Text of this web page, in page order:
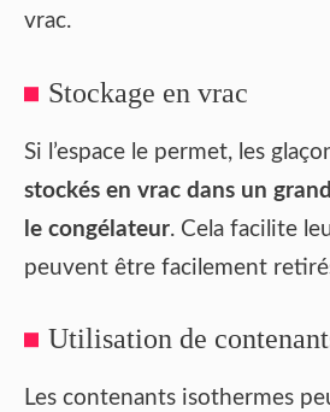
vrac.
Stockage en vrac
Si l’espace le permet, les
stockés en vrac dans un
le congélateur. Cela facilite
peuvent être facilement
Utilisation de
Les contenants isothermes